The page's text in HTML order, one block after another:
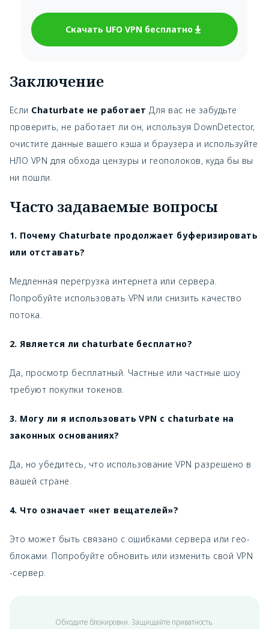
Скачать UFO VPN бесплатно
Заключение
Если Chaturbate не работаетДля вас не забудьте
проверить, не работает ли он, используя DownDetector,
очистите данные вашего кэша и браузера и используйте
НЛО VPN для обхода цензуры и геополоков, куда бы вы
ни пошли.
Часто задаваемые вопросы
1. Почему Chaturbate продолжает буферизировать
или отставать?
Медленная перегрузка интернета или сервера.
Попробуйте использовать VPN или снизить качество
потока.
2. Является ли chaturbate бесплатно?
Да, просмотр бесплатный. Частные или частные шоу
требуют покупки токенов.
3. Могу ли я использовать VPN с chaturbate на
законных основаниях?
Да, но убедитесь, что использование VPN разрешено в
вашей стране.
4. Что означает «нет вещателей»?
Это может быть связано с ошибками сервера или гео-
блоками. Попробуйте обновить или изменить свой VPN
-сервер.
Обходите блокировки. Защищайте приватность.